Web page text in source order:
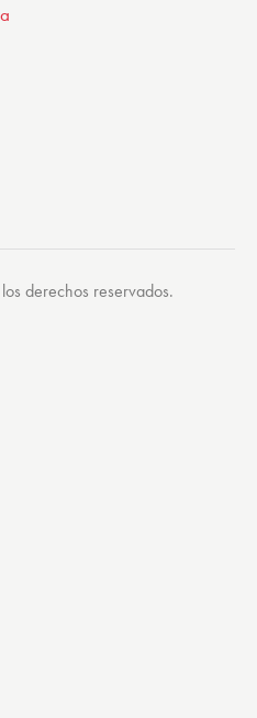
derechos reservados.